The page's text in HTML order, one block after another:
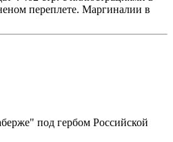
переплете. Маргиналии в
под гербом Российской